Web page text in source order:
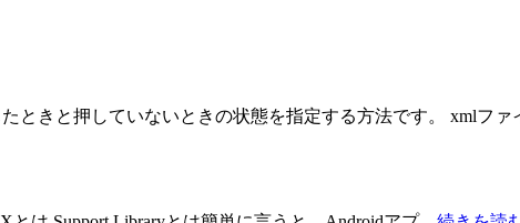
ときと押していないときの状態を指定する方法です。 xmlフ